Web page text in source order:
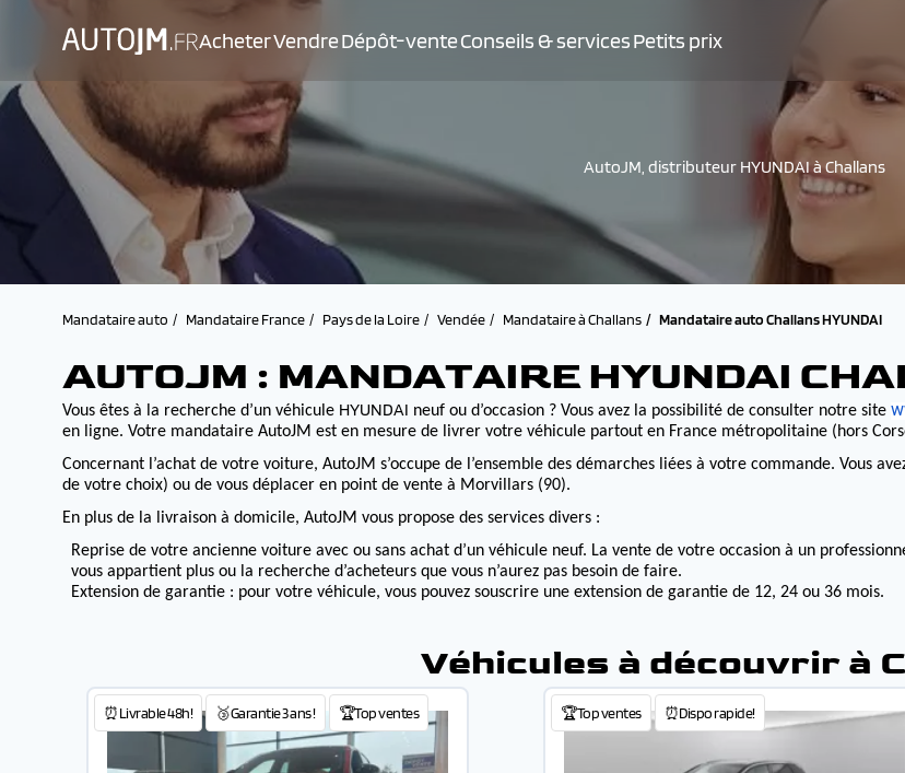
AcheterVendreDépôt-venteConseils & servicesPetits prix
AutoJM, distributeur HYUNDAI à Challans
Mandataire auto Mandataire France Pays de la Loire Vendée Mandataire à Challans Mandataire auto Challans HYUNDAI
AUTOJM : MANDATAIRE HYUNDAI
Vous êtes à la recherche d’un véhicule HYUNDAI neuf ou d’occasion ? Vous avez la possibilité de consulter notre site
en ligne. Votre mandataire AutoJM est en mesure de livrer votre véhicule partout en France métropolitaine (hors
Concernant l’achat de votre voiture, AutoJM s’occupe de l’ensemble des démarches liées à votre commande. Vous
de votre choix) ou de vous déplacer en point de vente à Morvillars (90).
En plus de la livraison à domicile, AutoJM vous propose des services divers :
Reprise de votre ancienne voiture avec ou sans achat d’un véhicule neuf. La vente de votre occasion à un
vous appartient plus ou la recherche d’acheteurs que vous n’aurez pas besoin de faire.
Extension de garantie : pour votre véhicule, vous pouvez souscrire une extension de garantie de 12, 24 ou 36 mois.
Véhicules à découvrir à
⏰Livrable 48h! 🥉Garantie 3 ans ! 🏆Top ventes 🏆Top ventes ⏰Dispo rapide!